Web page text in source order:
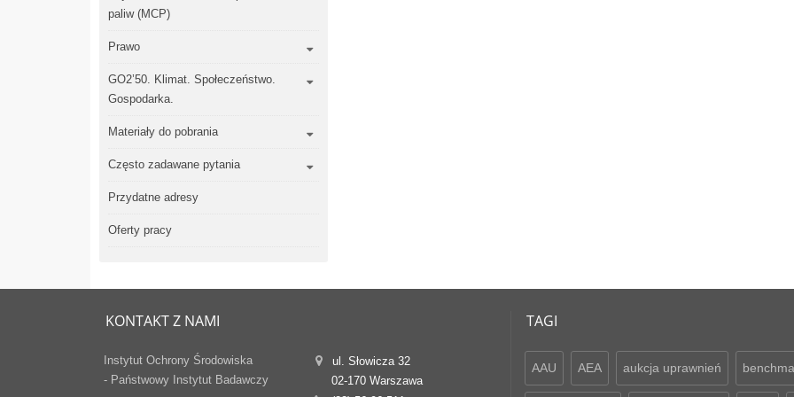
paliw (MCP)
Prawo
GO2’50. Klimat. Społeczeństwo.
Gospodarka.
Materiały do pobrania
Często zadawane pytania
Przydatne adresy
Oferty pracy
KONTAKT Z NAMI
Instytut Ochrony Środowiska
- Państwowy Instytut Badawczy
ul. Słowicza 32
02-170 Warszawa
TAGI
AAU AEA aukcja uprawnień